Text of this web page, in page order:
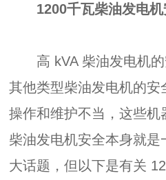
1200千瓦柴油发电机
高 kVA 柴油发电机的
其他类型柴油发电机的
操作和维护不当，这些
柴油发电机安全本身就
大话题，但以下是有关